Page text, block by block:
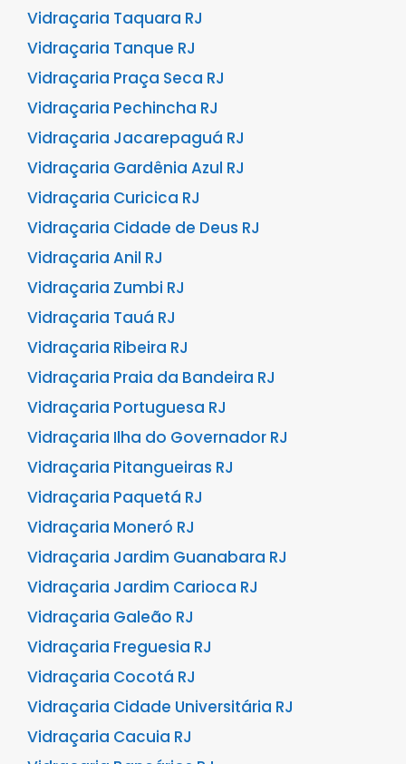
Vidraçaria Taquara RJ
Vidraçaria Tanque RJ
Vidraçaria Praça Seca RJ
Vidraçaria Pechincha RJ
Vidraçaria Jacarepaguá RJ
Vidraçaria Gardênia Azul RJ
Vidraçaria Curicica RJ
Vidraçaria Cidade de Deus RJ
Vidraçaria Anil RJ
Vidraçaria Zumbi RJ
Vidraçaria Tauá RJ
Vidraçaria Ribeira RJ
Vidraçaria Praia da Bandeira RJ
Vidraçaria Portuguesa RJ
Vidraçaria Ilha do Governador RJ
Vidraçaria Pitangueiras RJ
Vidraçaria Paquetá RJ
Vidraçaria Moneró RJ
Vidraçaria Jardim Guanabara RJ
Vidraçaria Jardim Carioca RJ
Vidraçaria Galeão RJ
Vidraçaria Freguesia RJ
Vidraçaria Cocotá RJ
Vidraçaria Cidade Universitária RJ
Vidraçaria Cacuia RJ